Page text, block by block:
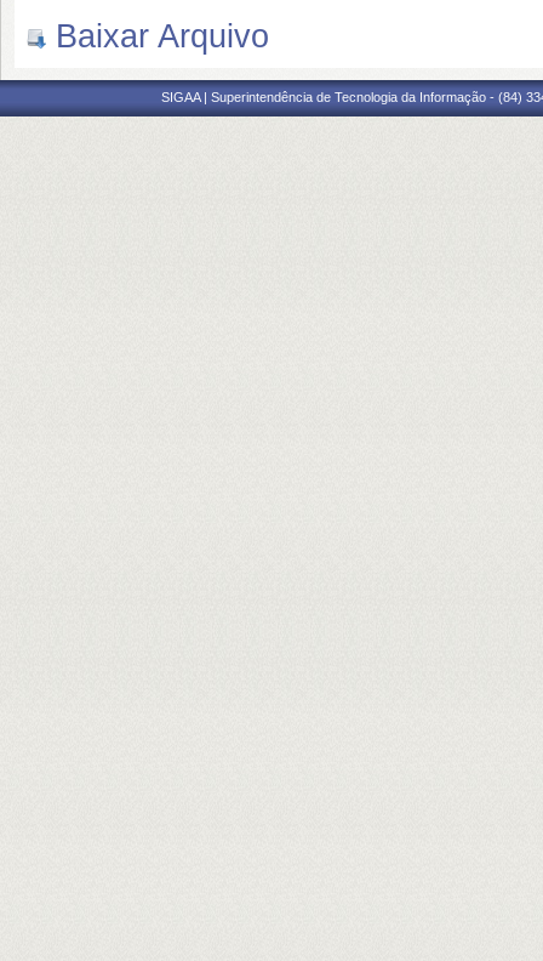
Baixar Arquivo
SIGAA | Superintendência de Tecnologia da Informação - (84)